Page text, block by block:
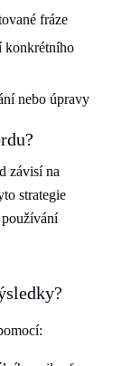
fráze
konkrétního
nebo úpravy
závisí na
strategie